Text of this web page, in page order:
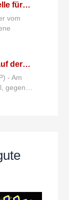
für…
vom
der…
- Am
gegen…